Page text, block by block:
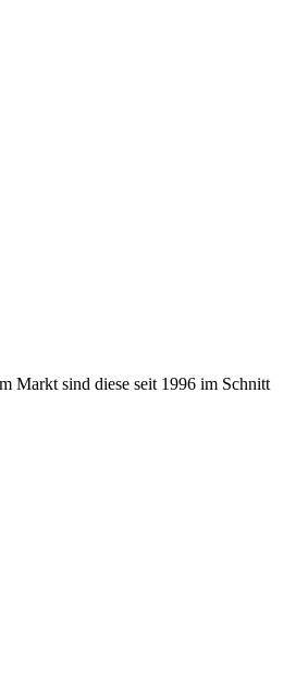
Markt sind diese seit 1996 im Schnitt